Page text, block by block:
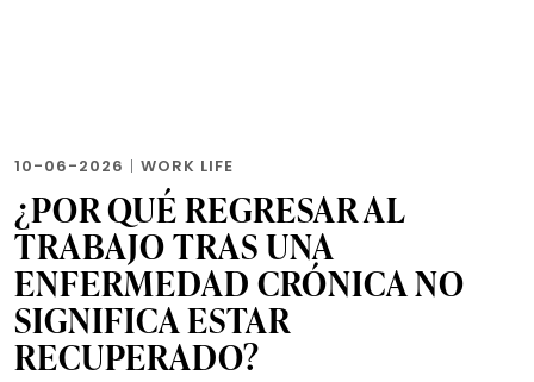
10-06-2026 | WORK LIFE
¿POR QUÉ REGRESAR AL
TRABAJO TRAS UNA
ENFERMEDAD CRÓNICA NO
SIGNIFICA ESTAR
RECUPERADO?